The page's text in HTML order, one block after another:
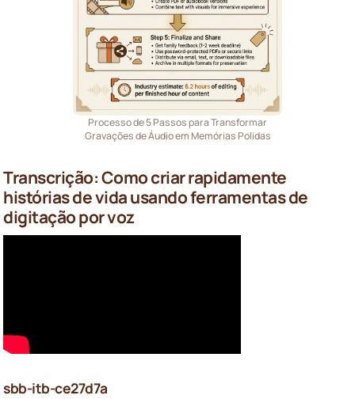
Processo de 5 Passos para Transformar
Gravações de Áudio em Memórias Polidas
Transcrição: Como criar rapidamente
histórias de vida usando ferramentas de
digitação por voz
sbb-itb-ce27d7a